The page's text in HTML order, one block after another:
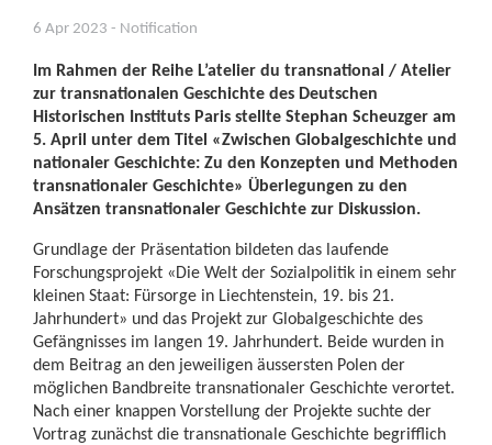
6 Apr 2023 - Notification
Im Rahmen der Reihe L’atelier du transnational / Atelier
zur transnationalen Geschichte des Deutschen
Historischen Instituts Paris stellte Stephan Scheuzger am
5. April unter dem Titel «Zwischen Globalgeschichte und
nationaler Geschichte: Zu den Konzepten und Methoden
transnationaler Geschichte» Überlegungen zu den
Ansätzen transnationaler Geschichte zur Diskussion.
Grundlage der Präsentation bildeten das laufende
Forschungsprojekt «Die Welt der Sozialpolitik in einem sehr
kleinen Staat: Fürsorge in Liechtenstein, 19. bis 21.
Jahrhundert» und das Projekt zur Globalgeschichte des
Gefängnisses im langen 19. Jahrhundert. Beide wurden in
dem Beitrag an den jeweiligen äussersten Polen der
möglichen Bandbreite transnationaler Geschichte verortet.
Nach einer knappen Vorstellung der Projekte suchte der
Vortrag zunächst die transnationale Geschichte begrifflich